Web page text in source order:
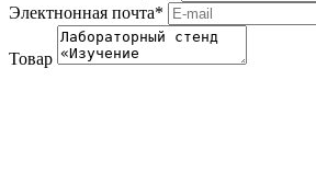
Электнонная почта*
Товар